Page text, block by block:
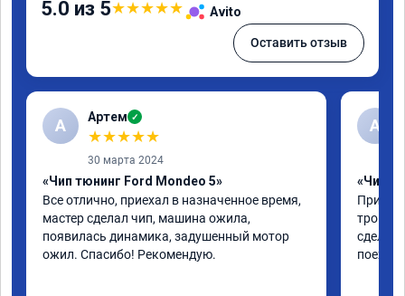
5.0 из 5★★★★★ Avito
Оставить отзыв
А Артем ✓
★★★★★
30 марта 2024
«Чип тюнинг Ford Mondeo 5»
Все отлично, приехал в назначенное время,
мастер сделал чип, машина ожила,
появилась динамика, задушенный мотор
ожил. Спасибо! Рекомендую.
А
«Чип
троила